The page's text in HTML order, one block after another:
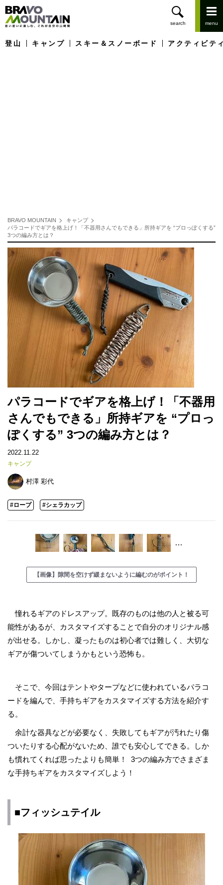
登山 キャンプ スキー＆スノーボード アクティビテ
BRAVO MOUNTAIN
キャンプ
パラコードでギアを格上げ！「不器用さんでもできる」所持ギアを “プロっぽくする”
3つの編み方とは？
パラコードでギアを格上げ！「不器用
さんでもできる」所持ギアを “プロっ
ぽくする” 3つの編み方とは？
2022.11.22
キャンプ
村澤 彩代
#ロープ #シェラカップ
…
【画像】隙間を空けず緩まないように編むのがポイント！
憧れるギアのドレスアップ。既存のものは他の人と被る可
能性があるが、カスタマイズすることで自分のオリジナル感
が出せる。しかし、凝ったものは初心者では難しく、大切な
ギアが傷ついてしまうかもという恐怖も。
そこで、今回はテントやタープなどに使われているパラコ
ードを編んで、手持ちギアをカスタマイズする方法を紹介す
る。
余計な器具などが必要なく、失敗してもギアが汚れたり傷
ついたりする心配がないため、誰でも安心してできる。しか
も慣れてくれば思ったよりも簡単！ 3つの編み方でさまざま
な手持ちギアをカスタマイズしよう！
■フィッシュテイル